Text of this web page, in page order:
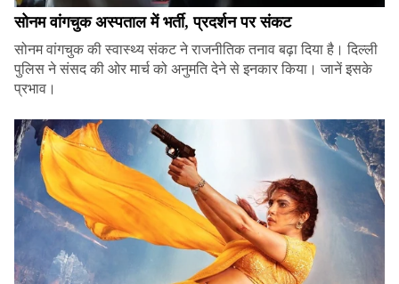
सोनम वांगचुक अस्पताल में भर्ती, प्रदर्शन पर संकट
सोनम वांगचुक की स्वास्थ्य संकट ने राजनीतिक तनाव बढ़ा दिया है। दिल्ली
पुलिस ने संसद की ओर मार्च को अनुमति देने से इनकार किया। जानें इसके
प्रभाव।